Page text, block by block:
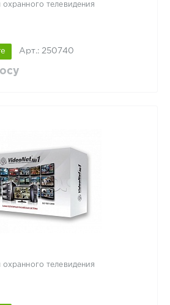
телевидения
Арт.: 250740
телевидения